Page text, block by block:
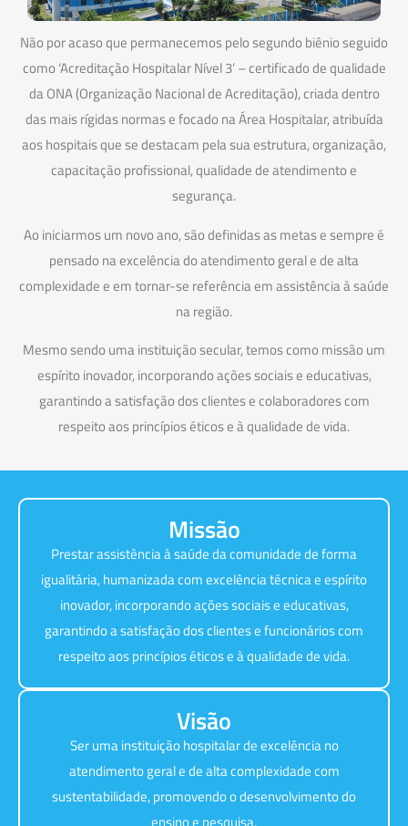
Não por acaso que permanecemos pelo segundo biênio seguido
como ‘Acreditação Hospitalar Nível 3’ – certificado de qualidade
da ONA (Organização Nacional de Acreditação), criada dentro
das mais rígidas normas e focado na Área Hospitalar, atribuída
aos hospitais que se destacam pela sua estrutura, organização,
capacitação profissional, qualidade de atendimento e
segurança.
Ao iniciarmos um novo ano, são definidas as metas e sempre é
pensado na excelência do atendimento geral e de alta
complexidade e em tornar-se referência em assistência à saúde
na região.
Mesmo sendo uma instituição secular, temos como missão um
espírito inovador, incorporando ações sociais e educativas,
garantindo a satisfação dos clientes e colaboradores com
respeito aos princípios éticos e à qualidade de vida.
Missão
Prestar assistência à saúde da comunidade de forma
igualitária, humanizada com excelência técnica e espírito
inovador, incorporando ações sociais e educativas,
garantindo a satisfação dos clientes e funcionários com
respeito aos princípios éticos e à qualidade de vida.
Visão
Ser uma instituição hospitalar de excelência no
atendimento geral e de alta complexidade com
sustentabilidade, promovendo o desenvolvimento do